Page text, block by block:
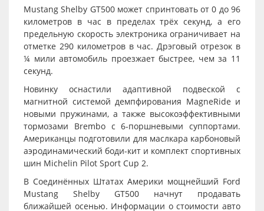
Mustang Shelby GT500 может спринтовать от 0 до 96
километров в час в пределах трёх секунд, а его
предельную скорость электроника ограничивает на
отметке 290 километров в час. Дрэговый отрезок в
¼ мили автомобиль проезжает быстрее, чем за 11
секунд.
Новинку оснастили адаптивной подвеской с
магнитной системой демпфирования MagneRide и
новыми пружинами, а также высокоэффективными
тормозами Brembo с 6-поршневыми суппортами.
Американцы подготовили для маслкара карбоновый
аэродинамический боди-кит и комплект спортивных
шин Michelin Pilot Sport Cup 2.
В Соединённых Штатах Америки мощнейший Ford
Mustang Shelby GT500 начнут продавать
ближайшей осенью. Информации о стоимости авто